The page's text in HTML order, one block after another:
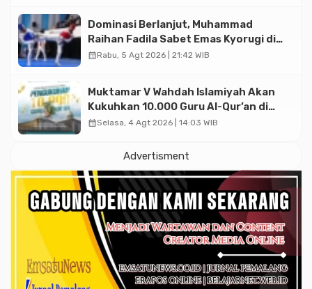
Dominasi Berlanjut, Muhammad
Raihan Fadila Sabet Emas Kyorugi di
Asian Taekwondo Indonesia Open
calendar_monthRabu, 5 Agt 2026 | 21:42 WIB
Muktamar V Wahdah Islamiyah Akan
Kukuhkan 10.000 Guru Al-Qur’an di
Masjid Istiqlal
calendar_monthSelasa, 4 Agt 2026 | 14:03 WIB
Advertisment